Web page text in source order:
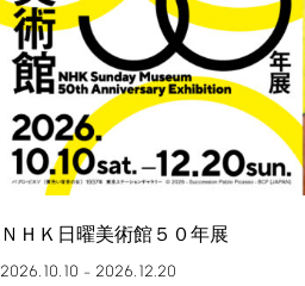
ＮＨＫ日曜美術館５０年展
2026.10.10 – 2026.12.20